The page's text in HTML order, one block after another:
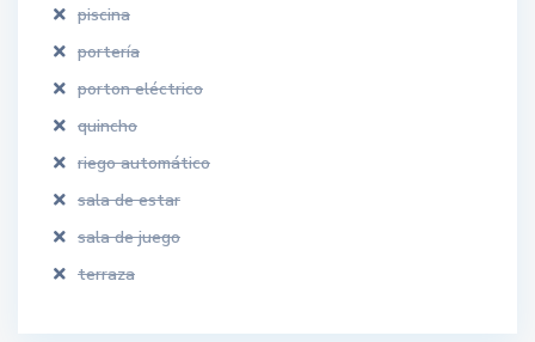
piscina
portería
porton eléctrico
quincho
riego automático
sala de estar
sala de juego
terraza